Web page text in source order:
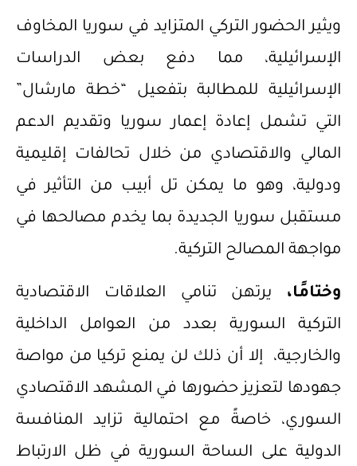
ويثير الحضور التركي المتزايد في سوريا المخاوف
الإسرائيلية، مما دفع بعض الدراسات
الإسرائيلية للمطالبة بتفعيل “خطة مارشال”
التي تشمل إعادة إعمار سوريا وتقديم الدعم
المالي والاقتصادي من خلال تحالفات إقليمية
ودولية، وهو ما يمكن تل أبيب من التأثير في
مستقبل سوريا الجديدة بما يخدم مصالحها في
مواجهة المصالح التركية.
وختامًا، يرتهن تنامي العلاقات الاقتصادية
التركية السورية بعدد من العوامل الداخلية
والخارجية، إلا أن ذلك لن يمنع تركيا من مواصة
جهودها لتعزيز حضورها في المشهد الاقتصادي
السوري، خاصةً مع احتمالية تزايد المنافسة
الدولية على الساحة السورية في ظل الارتباط